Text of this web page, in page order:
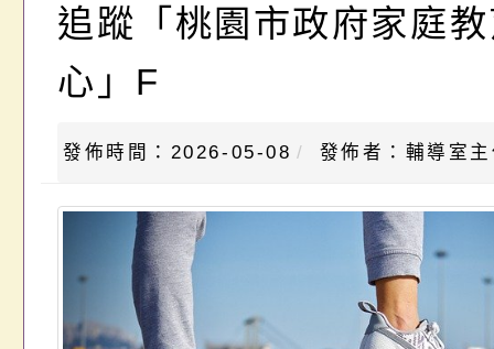
追蹤「桃園市政府家庭
心」F
發佈時間：2026-05-08 發佈者：輔導室